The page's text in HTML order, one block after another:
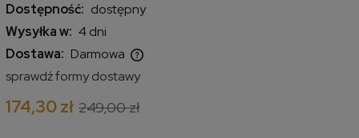
Dostępność: dostępny
Wysyłka w: 4 dni
Dostawa: Darmowa
Cena nie zawiera ewentualnych kosztów płatności
sprawdź formy dostawy
174,30 zł 249,00 zł